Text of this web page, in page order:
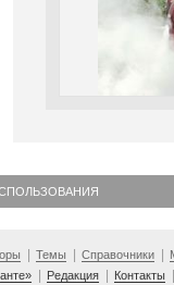
Темы Справочники
Редакция Контакты